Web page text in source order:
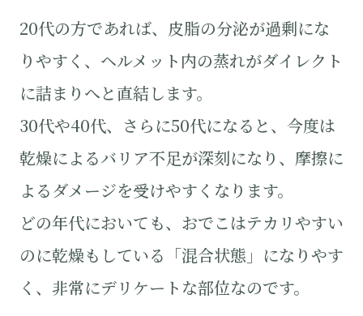
20代の方であれば、皮脂の分泌が過剰にな
りやすく、ヘルメット内の蒸れがダイレクト
に詰まりへと直結します。
30代や40代、さらに50代になると、今度は
乾燥によるバリア不足が深刻になり、摩擦に
よるダメージを受けやすくなります。
どの年代においても、おでこはテカリやすい
のに乾燥もしている「混合状態」になりやす
く、非常にデリケートな部位なのです。